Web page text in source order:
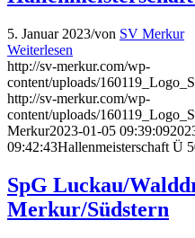
5. Januar 2023/von SV Merkur
Weiterlesen
http://sv-merkur.com/wp-
content/uploads/
http://sv-merkur.com/wp-
content/uploads/
Merkur2023-01-05 09:39:09
09:42:43Hallenmeisterschaft Ü
SpG Luckau/
Merkur/Südstern